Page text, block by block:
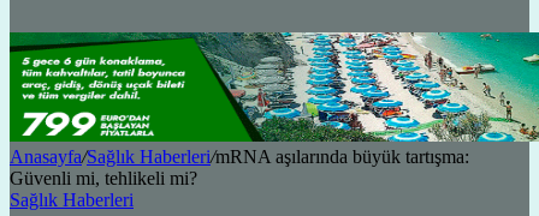
Anasayfa/Sağlık Haberleri/mRNA aşılarında büyük tartışma:
Güvenli mi, tehlikeli mi?
Sağlık Haberleri